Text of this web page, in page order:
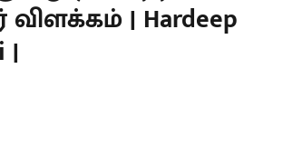
| Hardeep
|